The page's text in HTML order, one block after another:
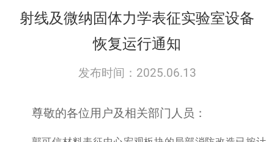
射线及微纳固体力学表征实验室设备
恢复运行通知
发布时间：2025.06.13
尊敬的各位用户及相关部门人员：